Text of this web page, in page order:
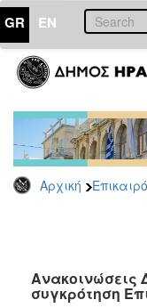
GR EN
Αρχική
ΕΠΙΚΑΙΡΟΤΗΤΑ
-
Αρχείο
2026
2022
Ανακοινώσεις
συγκρότηση